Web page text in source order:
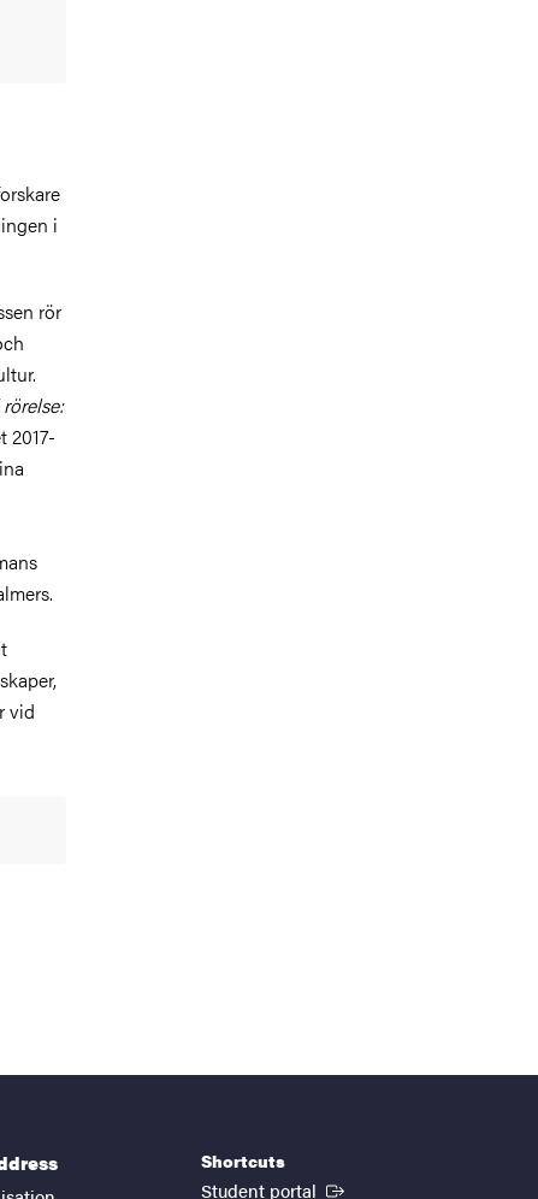
i
rör
2017-
vid
Shortcuts
Student portal (External link)